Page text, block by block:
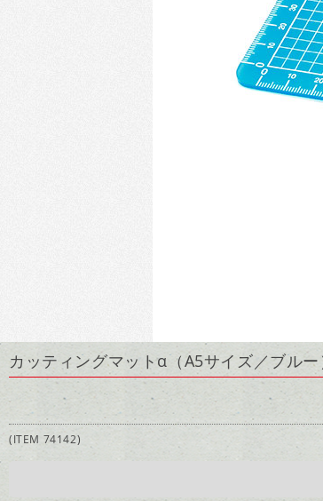
カッティングマットα（A5サイズ／ブルー
(ITEM 74142)